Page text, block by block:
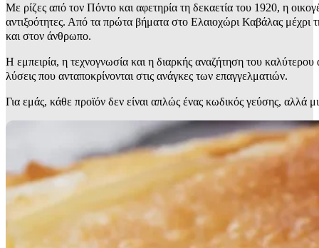
Με ρίζες από τον Πόντο και αφετηρία τη δεκαετία του 1920, η
αντιξοότητες. Από τα πρώτα βήματα στο Ελαιοχώρι Καβάλας μέχρι
και στον άνθρωπο.
Η εμπειρία, η τεχνογνωσία και η διαρκής αναζήτηση του
λύσεις που ανταποκρίνονται στις ανάγκες των επαγγελματιών.
Για εμάς, κάθε προϊόν δεν είναι απλώς ένας κωδικός γεύσης, αλλά